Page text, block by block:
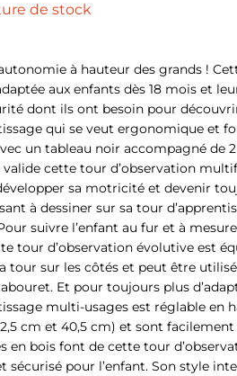
de stock
à hauteur des grands !
aux enfants dès 18 mois et
dont ils ont besoin pour
qui se veut ergonomique et
un tableau noir accompagné de 2
cette tour d’observation
sa motricité et devenir
à dessiner sur sa tour
suivre l’enfant au fur et à
tour d’observation évolutive est
tour sur les côtés et peut être
Et pour toujours plus
multi-usages est réglable en
cm et 40,5 cm) et sont facilement
en bois font de cette tour
sécurisé pour l’enfant. Son style